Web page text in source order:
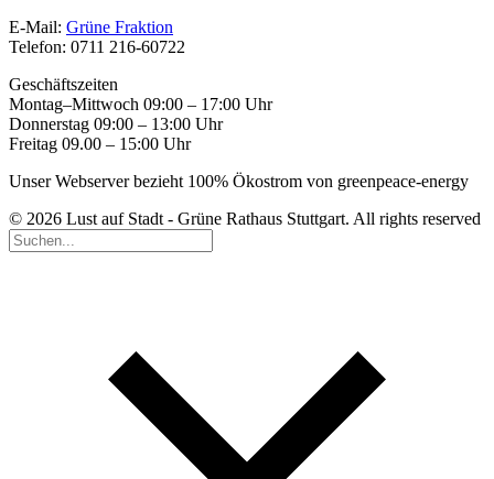
E-Mail: Grüne Fraktion
Telefon: 0711 216-60722
Geschäftszeiten
Montag–Mittwoch 09:00 – 17:00 Uhr
Donnerstag 09:00 – 13:00 Uhr
Freitag 09.00 – 15:00 Uhr
Unser Webserver bezieht 100% Ökostrom von greenpeace-energy
© 2026 Lust auf Stadt - Grüne Rathaus Stuttgart. All rights reserved